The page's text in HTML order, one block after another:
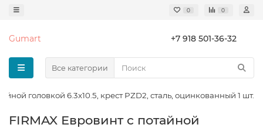
0 0
Gumart +7 918 501-36-32
Все категории
головкой 6.3х10.5, крест PZD2, сталь, оцинкованный 1 шт.
FIRMAX Евровинт с потайной